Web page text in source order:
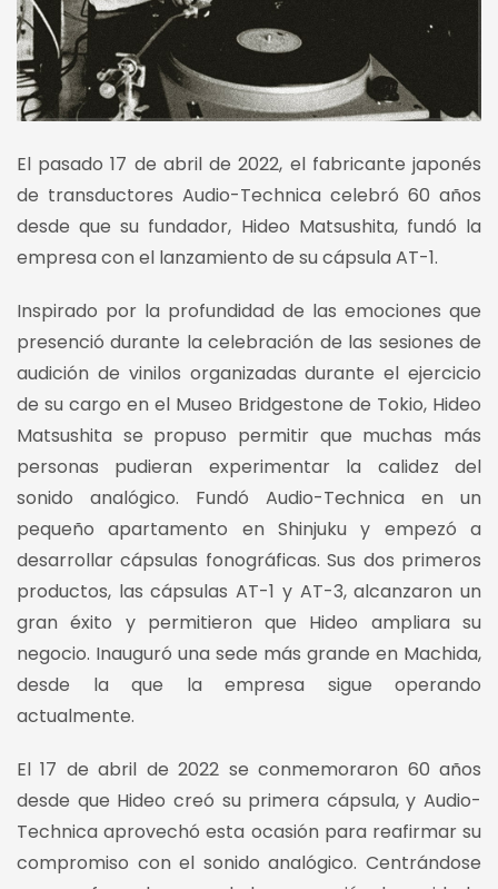
El pasado 17 de abril de 2022, el fabricante japonés
de transductores Audio-Technica celebró 60 años
desde que su fundador, Hideo Matsushita, fundó la
empresa con el lanzamiento de su cápsula AT-1.
Inspirado por la profundidad de las emociones que
presenció durante la celebración de las sesiones de
audición de vinilos organizadas durante el ejercicio
de su cargo en el Museo Bridgestone de Tokio, Hideo
Matsushita se propuso permitir que muchas más
personas pudieran experimentar la calidez del
sonido analógico. Fundó Audio-Technica en un
pequeño apartamento en Shinjuku y empezó a
desarrollar cápsulas fonográficas. Sus dos primeros
productos, las cápsulas AT-1 y AT-3, alcanzaron un
gran éxito y permitieron que Hideo ampliara su
negocio. Inauguró una sede más grande en Machida,
desde la que la empresa sigue operando
actualmente.
El 17 de abril de 2022 se conmemoraron 60 años
desde que Hideo creó su primera cápsula, y Audio-
Technica aprovechó esta ocasión para reafirmar su
compromiso con el sonido analógico. Centrándose